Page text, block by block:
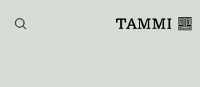
sisältöön